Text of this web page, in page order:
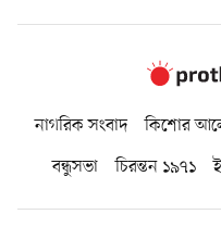
নাগরিক সংবাদ কিশোর
বন্ধুসভা
চিরন্তন ১৯৭১